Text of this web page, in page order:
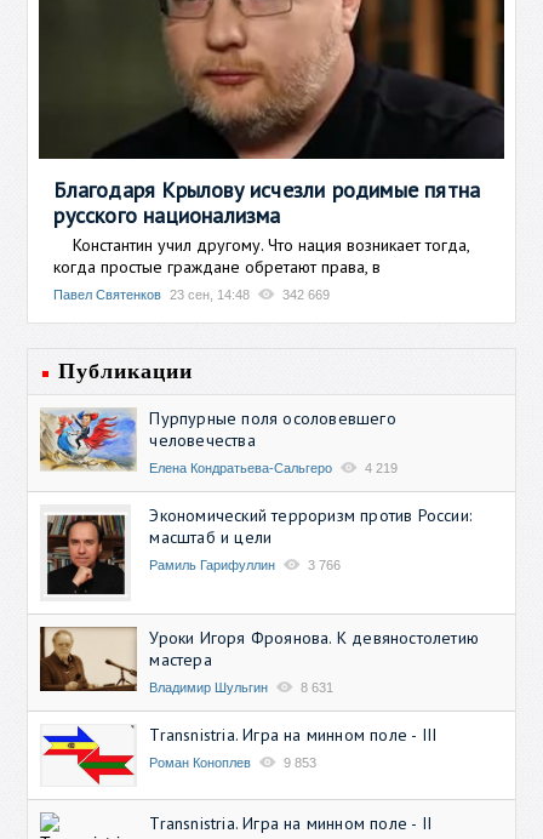
Благодаря Крылову исчезли родимые пятна
русского национализма
Константин учил другому. Что нация возникает тогда,
когда простые граждане обретают права, в
Павел Святенков 23 сен, 14:48 342 669
Публикации
Пурпурные поля осоловевшего
человечества
Елена Кондратьева-Сальгеро 4 219
Экономический терроризм против России:
масштаб и цели
Рамиль Гарифуллин 3 766
Уроки Игоря Фроянова. К девяностолетию
мастера
Владимир Шульгин 8 631
Transnistria. Игра на минном поле - III
Роман Коноплев 9 853
Transnistria. Игра на минном поле - II